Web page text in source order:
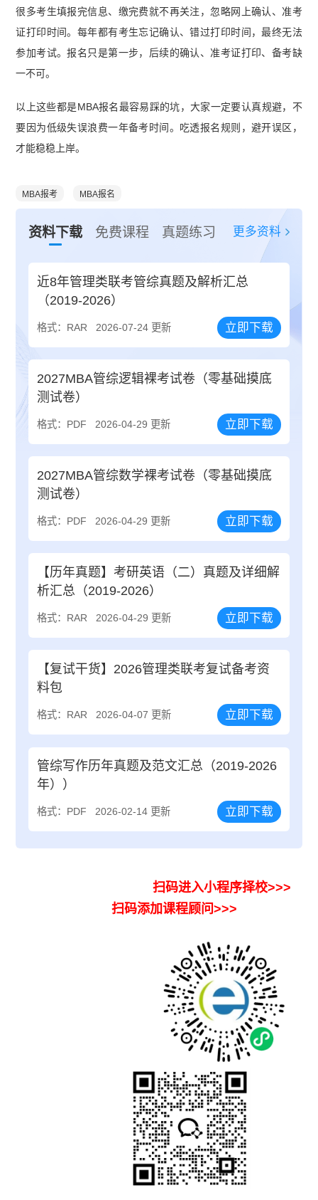
很多考生填报完信息、缴完费就不再关注，忽略网上确认、准考
证打印时间。每年都有考生忘记确认、错过打印时间，最终无法
参加考试。报名只是第一步，后续的确认、准考证打印、备考缺
一不可。
以上这些都是MBA报名最容易踩的坑，大家一定要认真规避，不
要因为低级失误浪费一年备考时间。吃透报名规则，避开误区，
才能稳稳上岸。
MBA报考 MBA报名
资料下载 免费课程 真题练习 更多资料
近8年管理类联考管综真题及解析汇总
（2019-2026）
格式：RAR 2026-07-24 更新 立即下载
2027MBA管综逻辑裸考试卷（零基础摸底
测试卷）
格式：PDF 2026-04-29 更新 立即下载
2027MBA管综数学裸考试卷（零基础摸底
测试卷）
格式：PDF 2026-04-29 更新 立即下载
【历年真题】考研英语（二）真题及详细解
析汇总（2019-2026）
格式：RAR 2026-04-29 更新 立即下载
【复试干货】2026管理类联考复试备考资
料包
格式：RAR 2026-04-07 更新 立即下载
管综写作历年真题及范文汇总（2019-2026
年））
格式：PDF 2026-02-14 更新 立即下载
扫码进入小程序择校>>>
扫码添加课程顾问>>>